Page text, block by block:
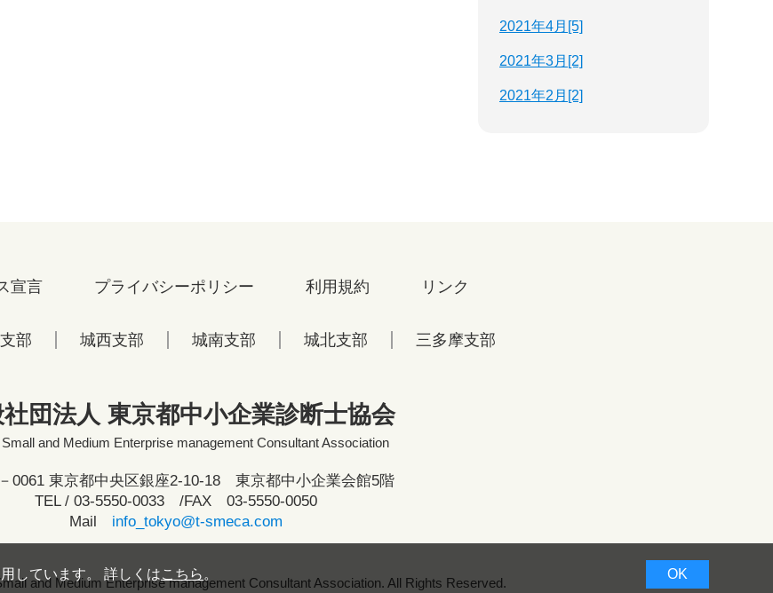
2021年4月[5]
2021年3月[2]
2021年2月[2]
宣言 プライバシーポリシー 利用規約 リンク
部 城西支部 城南支部 城北支部 三多摩支部
団法人 東京都中小企業診断士協会
and Medium Enterprise management Consultant Association
0061 東京都中央区銀座2-10-18 東京都中小企業会館5階
TEL / 03-5550-0033 /FAX 03-5550-0050
Mail info_tokyo@t-smeca.com
and Medium Enterprise management Consultant Association. All Rights Reserved.
しています。 詳しくはこちら 。 OK